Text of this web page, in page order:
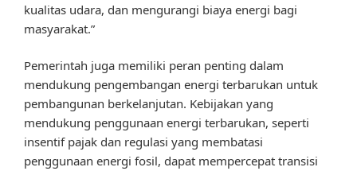
kualitas udara, dan mengurangi biaya energi bagi
masyarakat.”
Pemerintah juga memiliki peran penting dalam
mendukung pengembangan energi terbarukan untuk
pembangunan berkelanjutan. Kebijakan yang
mendukung penggunaan energi terbarukan, seperti
insentif pajak dan regulasi yang membatasi
penggunaan energi fosil, dapat mempercepat transisi